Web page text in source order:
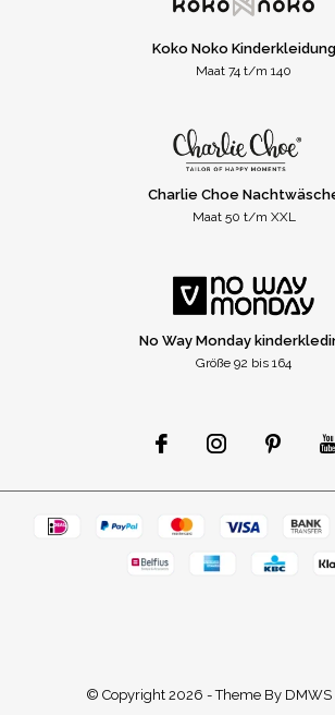
Koko Noko Kinderkleidung
Maat 74 t/m 140
Charlie Choe
Maat 50 t/m XXL
No Way Monday
Größe 92 bis 164
© Copyright 2026 - Theme By DMWS